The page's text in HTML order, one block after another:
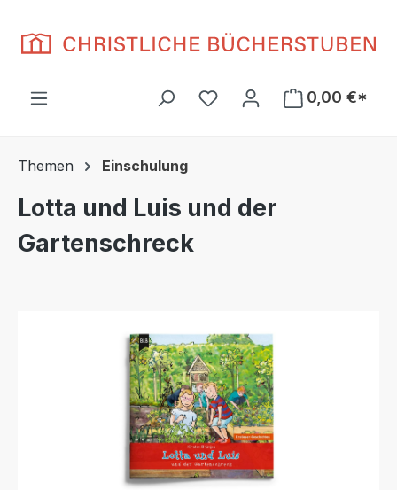
Du hast 0 Produkte auf
0,00 €*
Themen Einschulung
Lotta und Luis und der
Gartenschreck